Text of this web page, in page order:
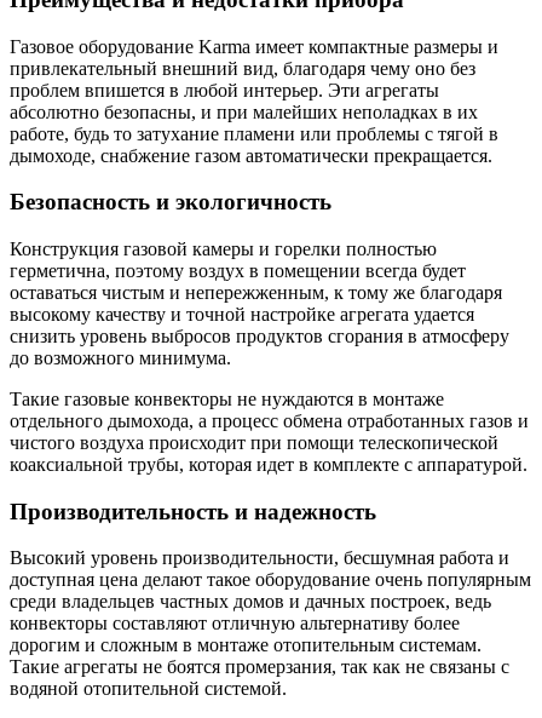
Газовое оборудование Karma имеет компактные размеры и
привлекательный внешний вид, благодаря чему оно без
проблем впишется в любой интерьер. Эти агрегаты
абсолютно безопасны, и при малейших неполадках в их
работе, будь то затухание пламени или проблемы с тягой в
дымоходе, снабжение газом автоматически прекращается.
Безопасность и экологичность
Конструкция газовой камеры и горелки полностью
герметична, поэтому воздух в помещении всегда будет
оставаться чистым и непережженным, к тому же благодаря
высокому качеству и точной настройке агрегата удается
снизить уровень выбросов продуктов сгорания в атмосферу
до возможного минимума.
Такие газовые конвекторы не нуждаются в монтаже
отдельного дымохода, а процесс обмена отработанных газов и
чистого воздуха происходит при помощи телескопической
коаксиальной трубы, которая идет в комплекте с аппаратурой.
Производительность и надежность
Высокий уровень производительности, бесшумная работа и
доступная цена делают такое оборудование очень популярным
среди владельцев частных домов и дачных построек, ведь
конвекторы составляют отличную альтернативу более
дорогим и сложным в монтаже отопительным системам.
Такие агрегаты не боятся промерзания, так как не связаны с
водяной отопительной системой.